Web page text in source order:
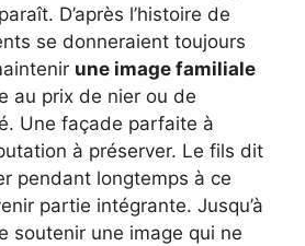
paraît. D’après l’histoire de
se donneraient toujours
une image familiale
au prix de nier ou de
Une façade parfaite à
à préserver. Le fils dit
pendant longtemps à ce
partie intégrante. Jusqu’à
soutenir une image qui ne